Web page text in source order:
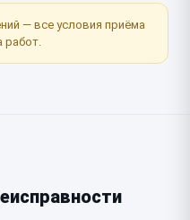
— все условия приёма
работ.